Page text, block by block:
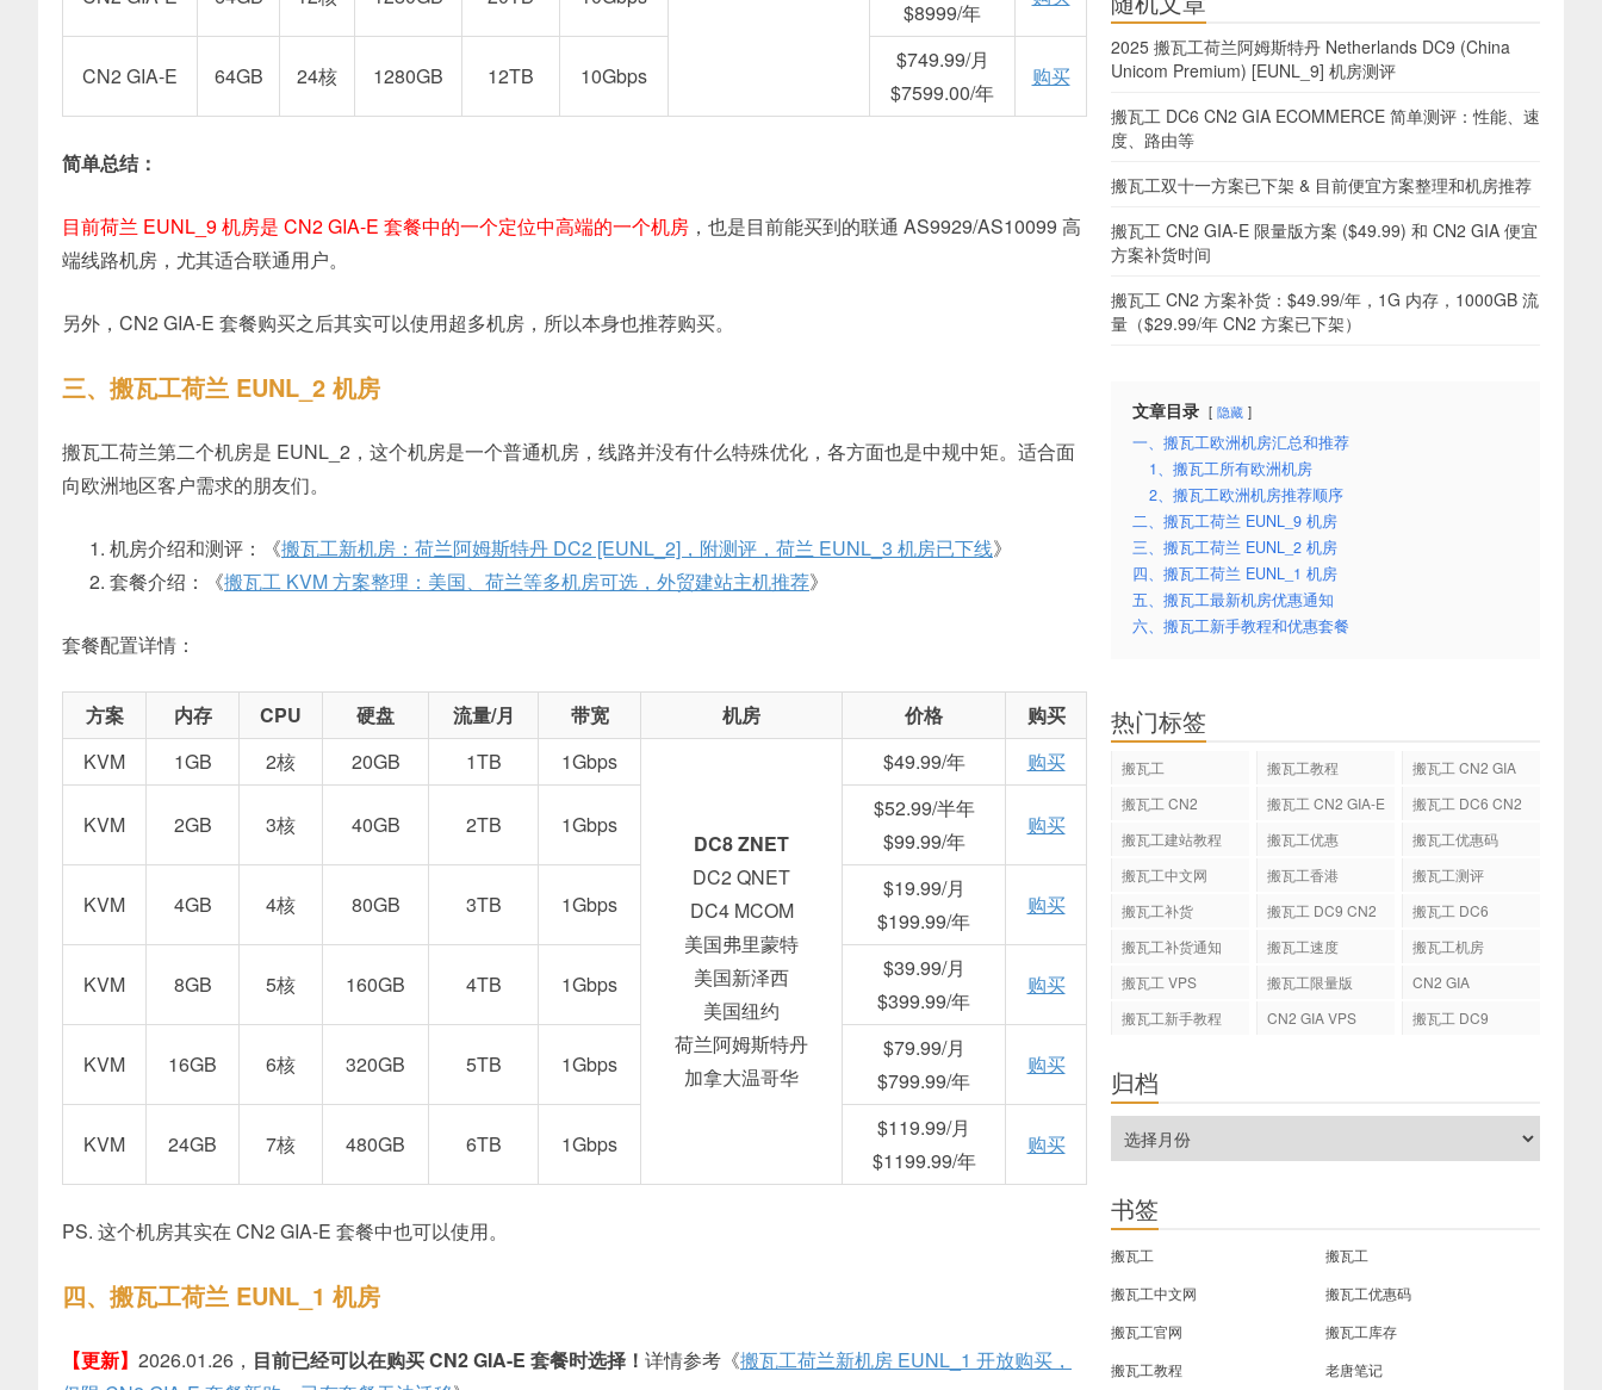
$8999/年
CN2 GIA-E 64GB 24核 1280GB 12TB 10Gbps
$749.99/月
$7599.00/年
购买
简单总结：
目前荷兰 EUNL_9 机房是 CN2 GIA-E 套餐中的一个定位中高端的一个机房 ，也是目前能买到的联通 AS9929/AS10099 高
端线路机房，尤其适合联通用户。
另外，CN2 GIA-E 套餐购买之后其实可以使用超多机房，所以本身也推荐购买。
三、搬瓦工荷兰 EUNL_2 机房
搬瓦工荷兰第二个机房是 EUNL_2，这个机房是一个普通机房，线路并没有什么特殊优化，各方面也是中规中矩。适合面
向欧洲地区客户需求的朋友们。
机房介绍和测评：《搬瓦工新机房：荷兰阿姆斯特丹 DC2 [EUNL_2]，附测评，荷兰 EUNL_3 机房已下线》
套餐介绍：《搬瓦工 KVM 方案整理：美国、荷兰等多机房可选，外贸建站主机推荐》
套餐配置详情：
方案 内存 CPU 硬盘 流量/月 带宽 机房 价格
购买
KVM
1GB 2核 20GB 1TB 1Gbps
DC8 ZNET
DC2 QNET
DC4 MCOM
美国弗里蒙特
美国新泽西
美国纽约
荷兰阿姆斯特丹
加拿大温哥华
$49.99/年 购买
KVM 2GB 3核 40GB 2TB 1Gbps
$52.99/半年
$99.99/年
购买
KVM 4GB 4核 80GB 3TB 1Gbps
$19.99/月
$199.99/年
购买
KVM 8GB 5核 160GB 4TB 1Gbps
$39.99/月
$399.99/年
购买
KVM 16GB 6核 320GB 5TB 1Gbps
$79.99/月
$799.99/年
购买
KVM 24GB 7核 480GB 6TB 1Gbps
$119.99/月
$1199.99/年
购买
PS. 这个机房其实在 CN2 GIA-E 套餐中也可以使用。
四、搬瓦工荷兰 EUNL_1 机房
【更新】 2026.01.26， 目前已经可以在购买 CN2 GIA-E 套餐时选择！ 详情参考《搬瓦工荷兰新机房 EUNL_1 开放购买，
2025 搬瓦工荷兰阿姆斯特丹 Netherlands DC9 (China
Unicom Premium) [EUNL_9] 机房测评
搬瓦工 DC6 CN2 GIA ECOMMERCE 简单测评：性能、速
度、路由等
搬瓦工双十一方案已下架 & 目前便宜方案整理和机房推荐
搬瓦工 CN2 GIA-E 限量版方案 ($49.99) 和 CN2 GIA 便宜
方案补货时间
搬瓦工 CN2 方案补货：$49.99/年，1G 内存，1000GB 流
量（$29.99/年 CN2 方案已下架）
文章目录 隐藏
一、搬瓦工欧洲机房汇总和推荐
1、搬瓦工所有欧洲机房
2、搬瓦工欧洲机房推荐顺序
二、搬瓦工荷兰 EUNL_9 机房
三、搬瓦工荷兰 EUNL_2 机房
四、搬瓦工荷兰 EUNL_1 机房
五、搬瓦工最新机房优惠通知
六、搬瓦工新手教程和优惠套餐
热门标签
搬瓦工 搬瓦工教程
搬瓦工 CN2 GIA
搬瓦工 CN2
搬瓦工 CN2 GIA-E
搬瓦工 DC6 CN2
搬瓦工建站教程 搬瓦工优惠
搬瓦工优惠码
搬瓦工中文网
搬瓦工香港
搬瓦工测评
搬瓦工补货
搬瓦工 DC9 CN2
搬瓦工 DC6
搬瓦工补货通知
搬瓦工速度
搬瓦工机房
搬瓦工 VPS
搬瓦工限量版
CN2 GIA
搬瓦工新手教程
CN2 GIA VPS 搬瓦工 DC9
归档
书签
搬瓦工
搬瓦工
搬瓦工中文网
搬瓦工优惠码
搬瓦工官网
搬瓦工库存
搬瓦工教程
老唐笔记